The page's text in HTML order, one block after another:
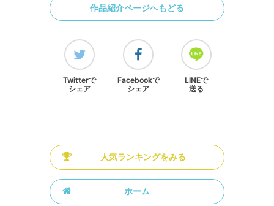
作品紹介ページへもどる
Twitterで
シェア
Facebookで
シェア
LINEで
送る
人気ランキングをみる
ホーム